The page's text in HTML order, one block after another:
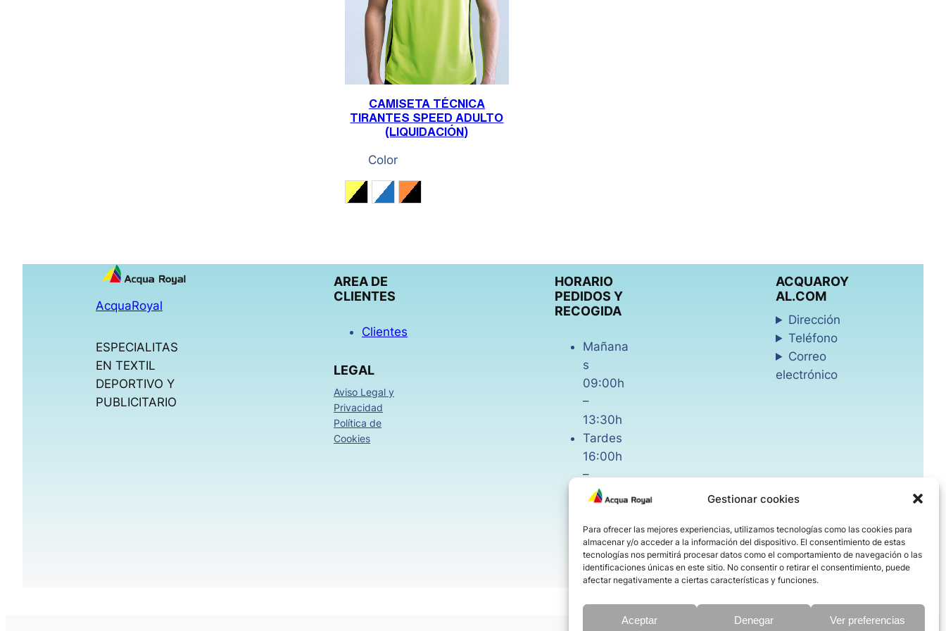
Gestionar cookies
Para ofrecer las mejores experiencias, utilizamos tecnologías como las cookies para
almacenar y/o acceder a la información del dispositivo. El consentimiento de estas
tecnologías nos permitirá procesar datos como el comportamiento de navegación o las
identificaciones únicas en este sitio. No consentir o retirar el consentimiento, puede
afectar negativamente a ciertas características y funciones.
Aceptar Denegar Ver preferencias
CAMISETA TÉCNICA
TIRANTES SPEED ADULTO
(LIQUIDACIÓN)
Color
Amarillo Fluor / Negro
Blanco / Royal
Naranja Fluor / Negro
AcquaRoyal
ESPECIALITAS
EN TEXTIL
DEPORTIVO Y
PUBLICITARIO
AREA DE
CLIENTES
Clientes
LEGAL
Aviso Legal y
Privacidad
Política de
Cookies
HORARIO
PEDIDOS Y
RECOGIDA
Mañana
s
09:00h
–
13:30h
Tardes
16:00h
–
18:30h
08:00h
–
14:00h
ACQUAROY
AL.COM
Dirección
Teléfono
Correo
electrónico